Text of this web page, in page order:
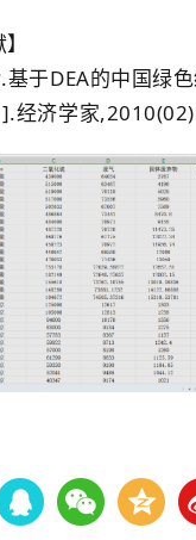
于DEA的中国绿
经济学家